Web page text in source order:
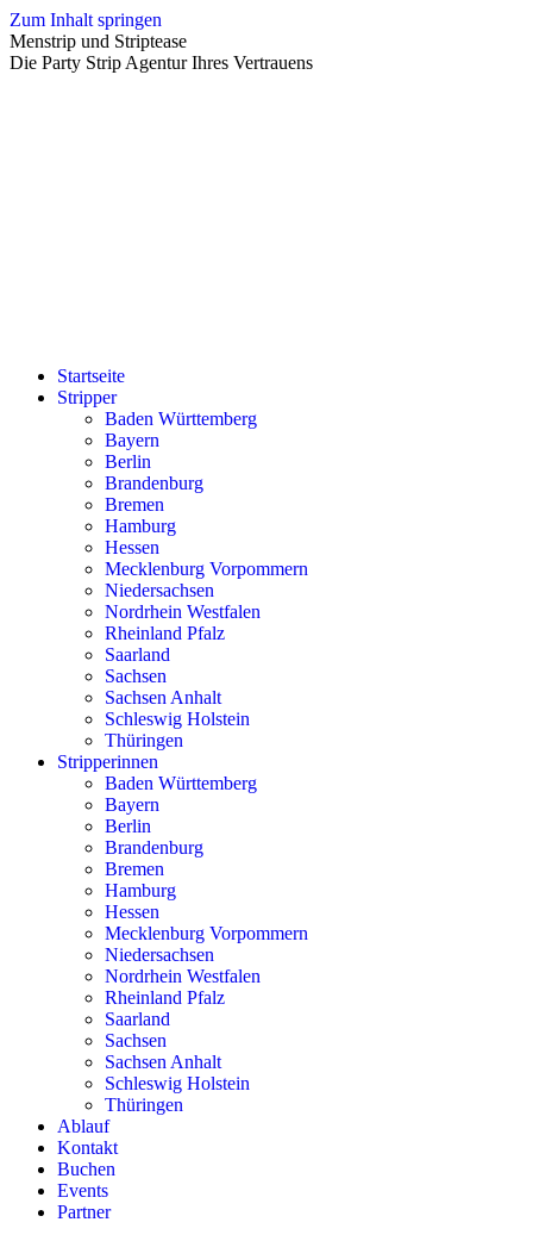
Zum Inhalt springen
Menstrip und Striptease
Die Party Strip Agentur Ihres Vertrauens
Startseite
Stripper
Baden Württemberg
Bayern
Berlin
Brandenburg
Bremen
Hamburg
Hessen
Mecklenburg Vorpommern
Niedersachsen
Nordrhein Westfalen
Rheinland Pfalz
Saarland
Sachsen
Sachsen Anhalt
Schleswig Holstein
Thüringen
Stripperinnen
Baden Württemberg
Bayern
Berlin
Brandenburg
Bremen
Hamburg
Hessen
Mecklenburg Vorpommern
Niedersachsen
Nordrhein Westfalen
Rheinland Pfalz
Saarland
Sachsen
Sachsen Anhalt
Schleswig Holstein
Thüringen
Ablauf
Kontakt
Buchen
Events
Partner